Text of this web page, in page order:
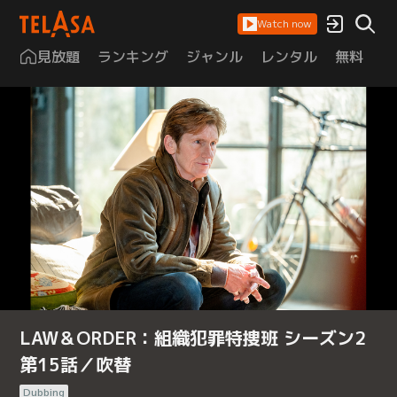
Watch now
見放題 ランキング ジャンル レンタル 無料
LAW＆ORDER：組織犯罪特捜班 シーズン2
第15話／吹替
Dubbing